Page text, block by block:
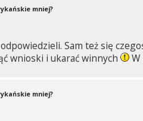
mniej?
odpowiedzieli. Sam też się
wnioski i ukarać winnych
W
mniej?